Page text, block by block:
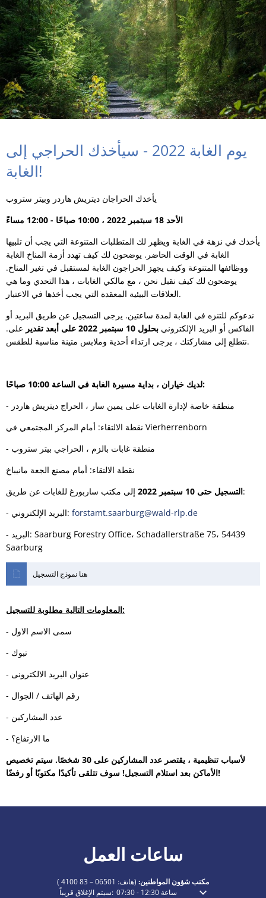
يوم الغابة 2022 - سيأخذك الحراجي إلى
الغابة!
يأخذك الحراجان ديتريش هاردر وبيتر ستروب
الأحد 18 سبتمبر 2022 ، 10:00 صباحًا - 12:00 مساءً
يأخذك في نزهة في الغابة ويظهر لك المتطلبات المتنوعة التي يجب أن تلبيها
الغابة في الوقت الحاضر. يوضحون لك كيف تهدد أزمة المناخ الغابة
ووظائفها المتنوعة وكيف يجهز الحراجون الغابة لمستقبل في تغير المناخ.
يوضحون لك كيف نقبل نحن ، مع مالكي الغابات ، هذا التحدي وما هي
العلاقات البيئية المعقدة التي يجب أخذها في الاعتبار.
ندعوكم للتنزه في الغابة لمدة ساعتين. يرجى التسجيل عن طريق البريد أو
الفاكس أو البريد الإلكتروني بحلول 10 سبتمبر 2022 على أبعد تقدير
على.
نتطلع إلى مشاركتك ، يرجى ارتداء أحذية وملابس متينة مناسبة للطقس.
لديك خياران ، بداية مسيرة الغابة في الساعة 10:00 صباحًا:
- منطقة خاصة لإدارة الغابات على يمين سار ، الحراج ديتريش هاردر
نقطة الالتقاء: أمام المركز المجتمعي في Vierherrenborn
- منطقة غابات بالزم ، الحراجي بيتر ستروب
نقطة الالتقاء: أمام مصنع الجعة مانيباخ
التسجيل حتى 10 سبتمبر 2022إلى مكتب ساربورغ للغابات عن طريق:
- البريد الإلكتروني: forstamt.saarburg@wald-rlp.de
- البريد: Saarburg Forestry Office، Schadallerstraße 75، 54439
Saarburg
هنا نموذج التسجيل
المعلومات التالية مطلوبة للتسجيل:
- سمى الاسم الاول
- تبوك
- عنوان البريد الالكترونى
- رقم الهاتف / الجوال
- عدد المشاركين
- ما الارتفاع؟
لأسباب تنظيمية ، يقتصر عدد المشاركين على 30 شخصًا. سيتم تخصيص
الأماكن بعد استلام التسجيل! سوف تتلقى تأكيدًا مكتوبًا أو رفضًا!
ساعات العمل
مكتب شؤون المواطنين: (هاتف:
)
انقر لإخفاء أوقات الفتح أو الإغلاق الإضافية
سيتم الإغلاق قريباً: 07:30- 12:30 ساعة